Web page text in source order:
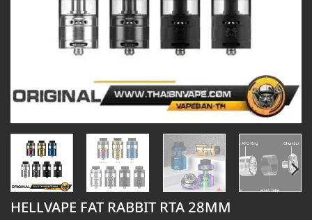
HELLVAPE FAT RABBIT RTA 28MM